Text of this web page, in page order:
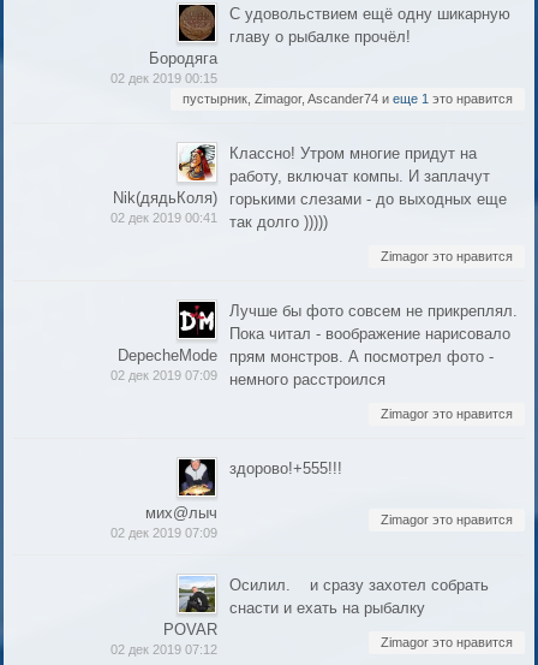
Бородяга
02 дек 2019 00:15
С удовольствием ещё одну шикарную
главу о рыбалке прочёл!
пустырник, Zimagor, Ascander74 и еще 1 это нравится
Nik(дядьКоля)
02 дек 2019 00:41
Классно! Утром многие придут на
работу, включат компы. И заплачут
горькими слезами - до выходных еще
так долго )))))
Zimagor это нравится
DepecheMode
02 дек 2019 07:09
Лучше бы фото совсем не прикреплял.
Пока читал - воображение нарисовало
прям монстров. А посмотрел фото -
немного расстроился
Zimagor это нравится
мих@лыч
02 дек 2019 07:09
здорово!+555!!!
Zimagor это нравится
POVAR
02 дек 2019 07:12
Осилил. и сразу захотел собрать
снасти и ехать на рыбалку
Zimagor это нравится